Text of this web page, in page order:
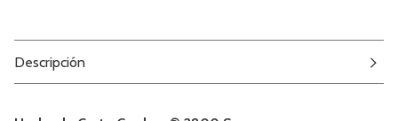
Descripción